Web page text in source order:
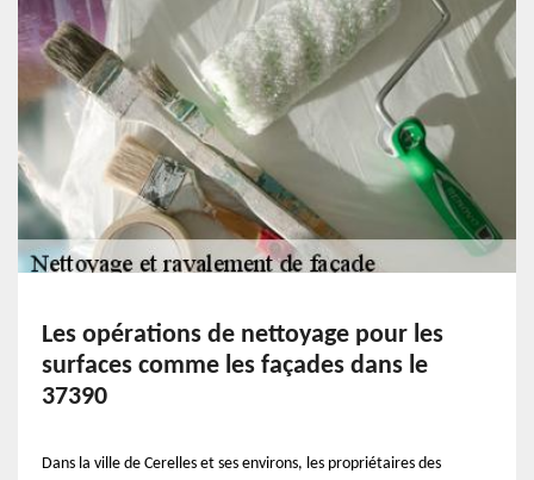
Les opérations de nettoyage pour les
surfaces comme les façades dans le
37390
Dans la ville de Cerelles et ses environs, les propriétaires des